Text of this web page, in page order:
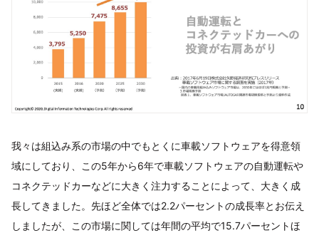
我々は組込み系の市場の中でもとくに車載ソフトウェアを得意領
域にしており、この5年から6年で車載ソフトウェアの自動運転や
コネクテッドカーなどに大きく注力することによって、大きく成
長してきました。先ほど全体では2.2パーセントの成長率とお伝え
しましたが、この市場に関しては年間の平均で15.7パーセントほ